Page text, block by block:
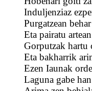
Induljenziaz
Purgatzean
Eta pairatu
Gorputzak hartu
Eta bakharrik
Ezen Iaunak
Laguna gabe